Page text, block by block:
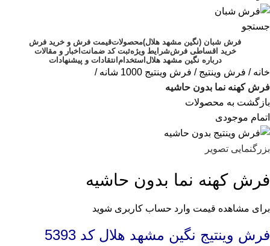
جستجو
فرش شبان (نگین مشهد هلال)محصولاتقیمت فرش و خرید فرش
خرید اقساطی فرششرایط ویژهثبت کد ضمانتاخبار و مقالات
درباره نگین مشهد هلالاستخدامانتقادات و پیشنهادات
خانه فرش وینتیج
فرش وینتیج 1000 شانه
فرش کهنه نما بدون حاشیه
بازگشت به محصولات
اتمام موجودی
بزرگنمایی تصویر
فرش کهنه نما بدون حاشیه
برای مشاهده قیمت وارد حساب کاربری شوید
فرش وینتیج نگین مشهد هلال کد 5393